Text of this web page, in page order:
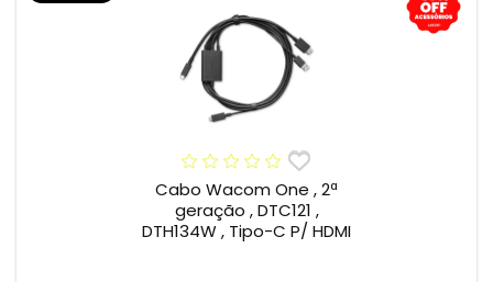
Cabo Wacom One , 2ª
geração , DTC121 ,
DTH134W , Tipo-C P/ HDMI